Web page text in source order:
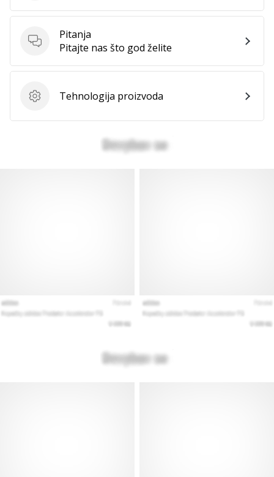
Pitanja
Pitanja
Pitajte nas što god želite
Tehnologija proizvoda
Tehnologija proizvoda